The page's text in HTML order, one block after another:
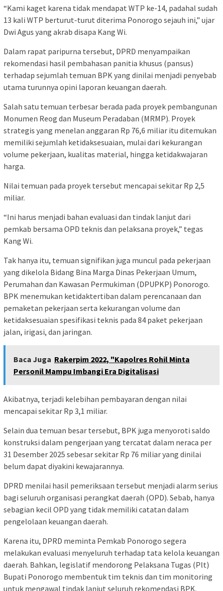
“Kami kaget karena tidak mendapat WTP ke-14, padahal sudah
13 kali WTP berturut-turut diterima Ponorogo sejauh ini,” ujar
Dwi Agus yang akrab disapa Kang Wi.
Dalam rapat paripurna tersebut, DPRD menyampaikan
rekomendasi hasil pembahasan panitia khusus (pansus)
terhadap sejumlah temuan BPK yang dinilai menjadi penyebab
utama turunnya opini laporan keuangan daerah.
Salah satu temuan terbesar berada pada proyek pembangunan
Monumen Reog dan Museum Peradaban (MRMP). Proyek
strategis yang menelan anggaran Rp 76,6 miliar itu ditemukan
memiliki sejumlah ketidaksesuaian, mulai dari kekurangan
volume pekerjaan, kualitas material, hingga ketidakwajaran
harga.
Nilai temuan pada proyek tersebut mencapai sekitar Rp 2,5
miliar.
“Ini harus menjadi bahan evaluasi dan tindak lanjut dari
pemkab bersama OPD teknis dan pelaksana proyek,” tegas
Kang Wi.
Tak hanya itu, temuan signifikan juga muncul pada pekerjaan
yang dikelola Bidang Bina Marga Dinas Pekerjaan Umum,
Perumahan dan Kawasan Permukiman (DPUPKP) Ponorogo.
BPK menemukan ketidaktertiban dalam perencanaan dan
pemaketan pekerjaan serta kekurangan volume dan
ketidaksesuaian spesifikasi teknis pada 84 paket pekerjaan
jalan, irigasi, dan jaringan.
Baca Juga Rakerpim 2022, "Kapolres Rohil Minta
Personil Mampu Imbangi Era Digitalisasi
Akibatnya, terjadi kelebihan pembayaran dengan nilai
mencapai sekitar Rp 3,1 miliar.
Selain dua temuan besar tersebut, BPK juga menyoroti saldo
konstruksi dalam pengerjaan yang tercatat dalam neraca per
31 Desember 2025 sebesar sekitar Rp 76 miliar yang dinilai
belum dapat diyakini kewajarannya.
DPRD menilai hasil pemeriksaan tersebut menjadi alarm serius
bagi seluruh organisasi perangkat daerah (OPD). Sebab, hanya
sebagian kecil OPD yang tidak memiliki catatan dalam
pengelolaan keuangan daerah.
Karena itu, DPRD meminta Pemkab Ponorogo segera
melakukan evaluasi menyeluruh terhadap tata kelola keuangan
daerah. Bahkan, legislatif mendorong Pelaksana Tugas (Plt)
Bupati Ponorogo membentuk tim teknis dan tim monitoring
untuk mengawal tindak lanjut seluruh rekomendasi BPK.